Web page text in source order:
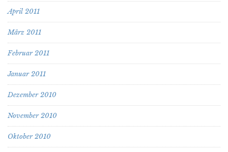
April 2011
März 2011
Februar 2011
Januar 2011
Dezember 2010
November 2010
Oktober 2010